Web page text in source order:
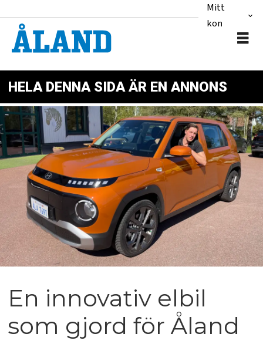
Mitt
konto
HELA DENNA SIDA ÄR EN ANNONS
En innovativ elbil
som gjord för Åland